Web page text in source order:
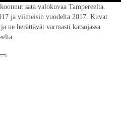
sata valokuvaa Tampereelta.
ja viimeisin vuodelta 2017. Kuvat
ne herättävät varmasti katsojassa
.